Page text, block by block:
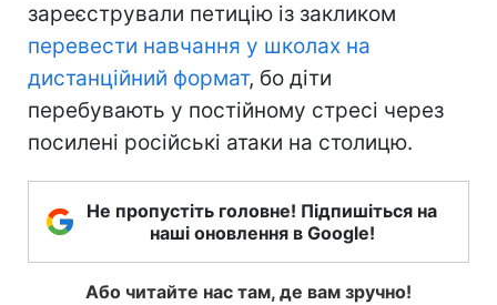
зареєстрували петицію із закликом
перевести навчання у школах на
дистанційний формат, бо діти
перебувають у постійному стресі через
посилені російські атаки на столицю.
Не пропустіть головне! Підпишіться на
наші оновлення в Google!
Або читайте нас там, де вам зручно!